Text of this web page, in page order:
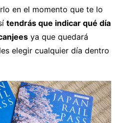
en el momento que te lo
tendrás que indicar qué día
ya que quedará
elegir cualquier día dentro